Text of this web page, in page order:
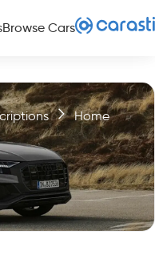
Browse Cars
Home